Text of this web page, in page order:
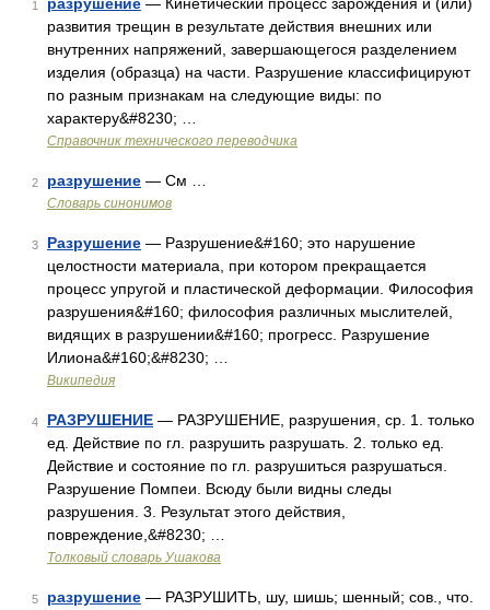
1
развития трещин в результате действия внешних или
внутренних напряжений, завершающегося разделением
изделия (образца) на части. Разрушение классифицируют
по разным признакам на следующие виды: по
характеру&#8230; …
Справочник технического переводчика
2 разрушение — См …
Словарь синонимов
3 Разрушение — Разрушение&#160; это нарушение
целостности материала, при котором прекращается
процесс упругой и пластической деформации. Философия
разрушения&#160; философия различных мыслителей,
видящих в разрушении&#160; прогресс. Разрушение
Илиона&#160;&#8230; …
Википедия
4 РАЗРУШЕНИЕ — РАЗРУШЕНИЕ, разрушения, ср. 1. только
ед. Действие по гл. разрушить разрушать. 2. только ед.
Действие и состояние по гл. разрушиться разрушаться.
Разрушение Помпеи. Всюду были видны следы
разрушения. 3. Результат этого действия,
повреждение,&#8230; …
Толковый словарь Ушакова
5 разрушение — РАЗРУШИТЬ, шу, шишь; шенный; сов., что.